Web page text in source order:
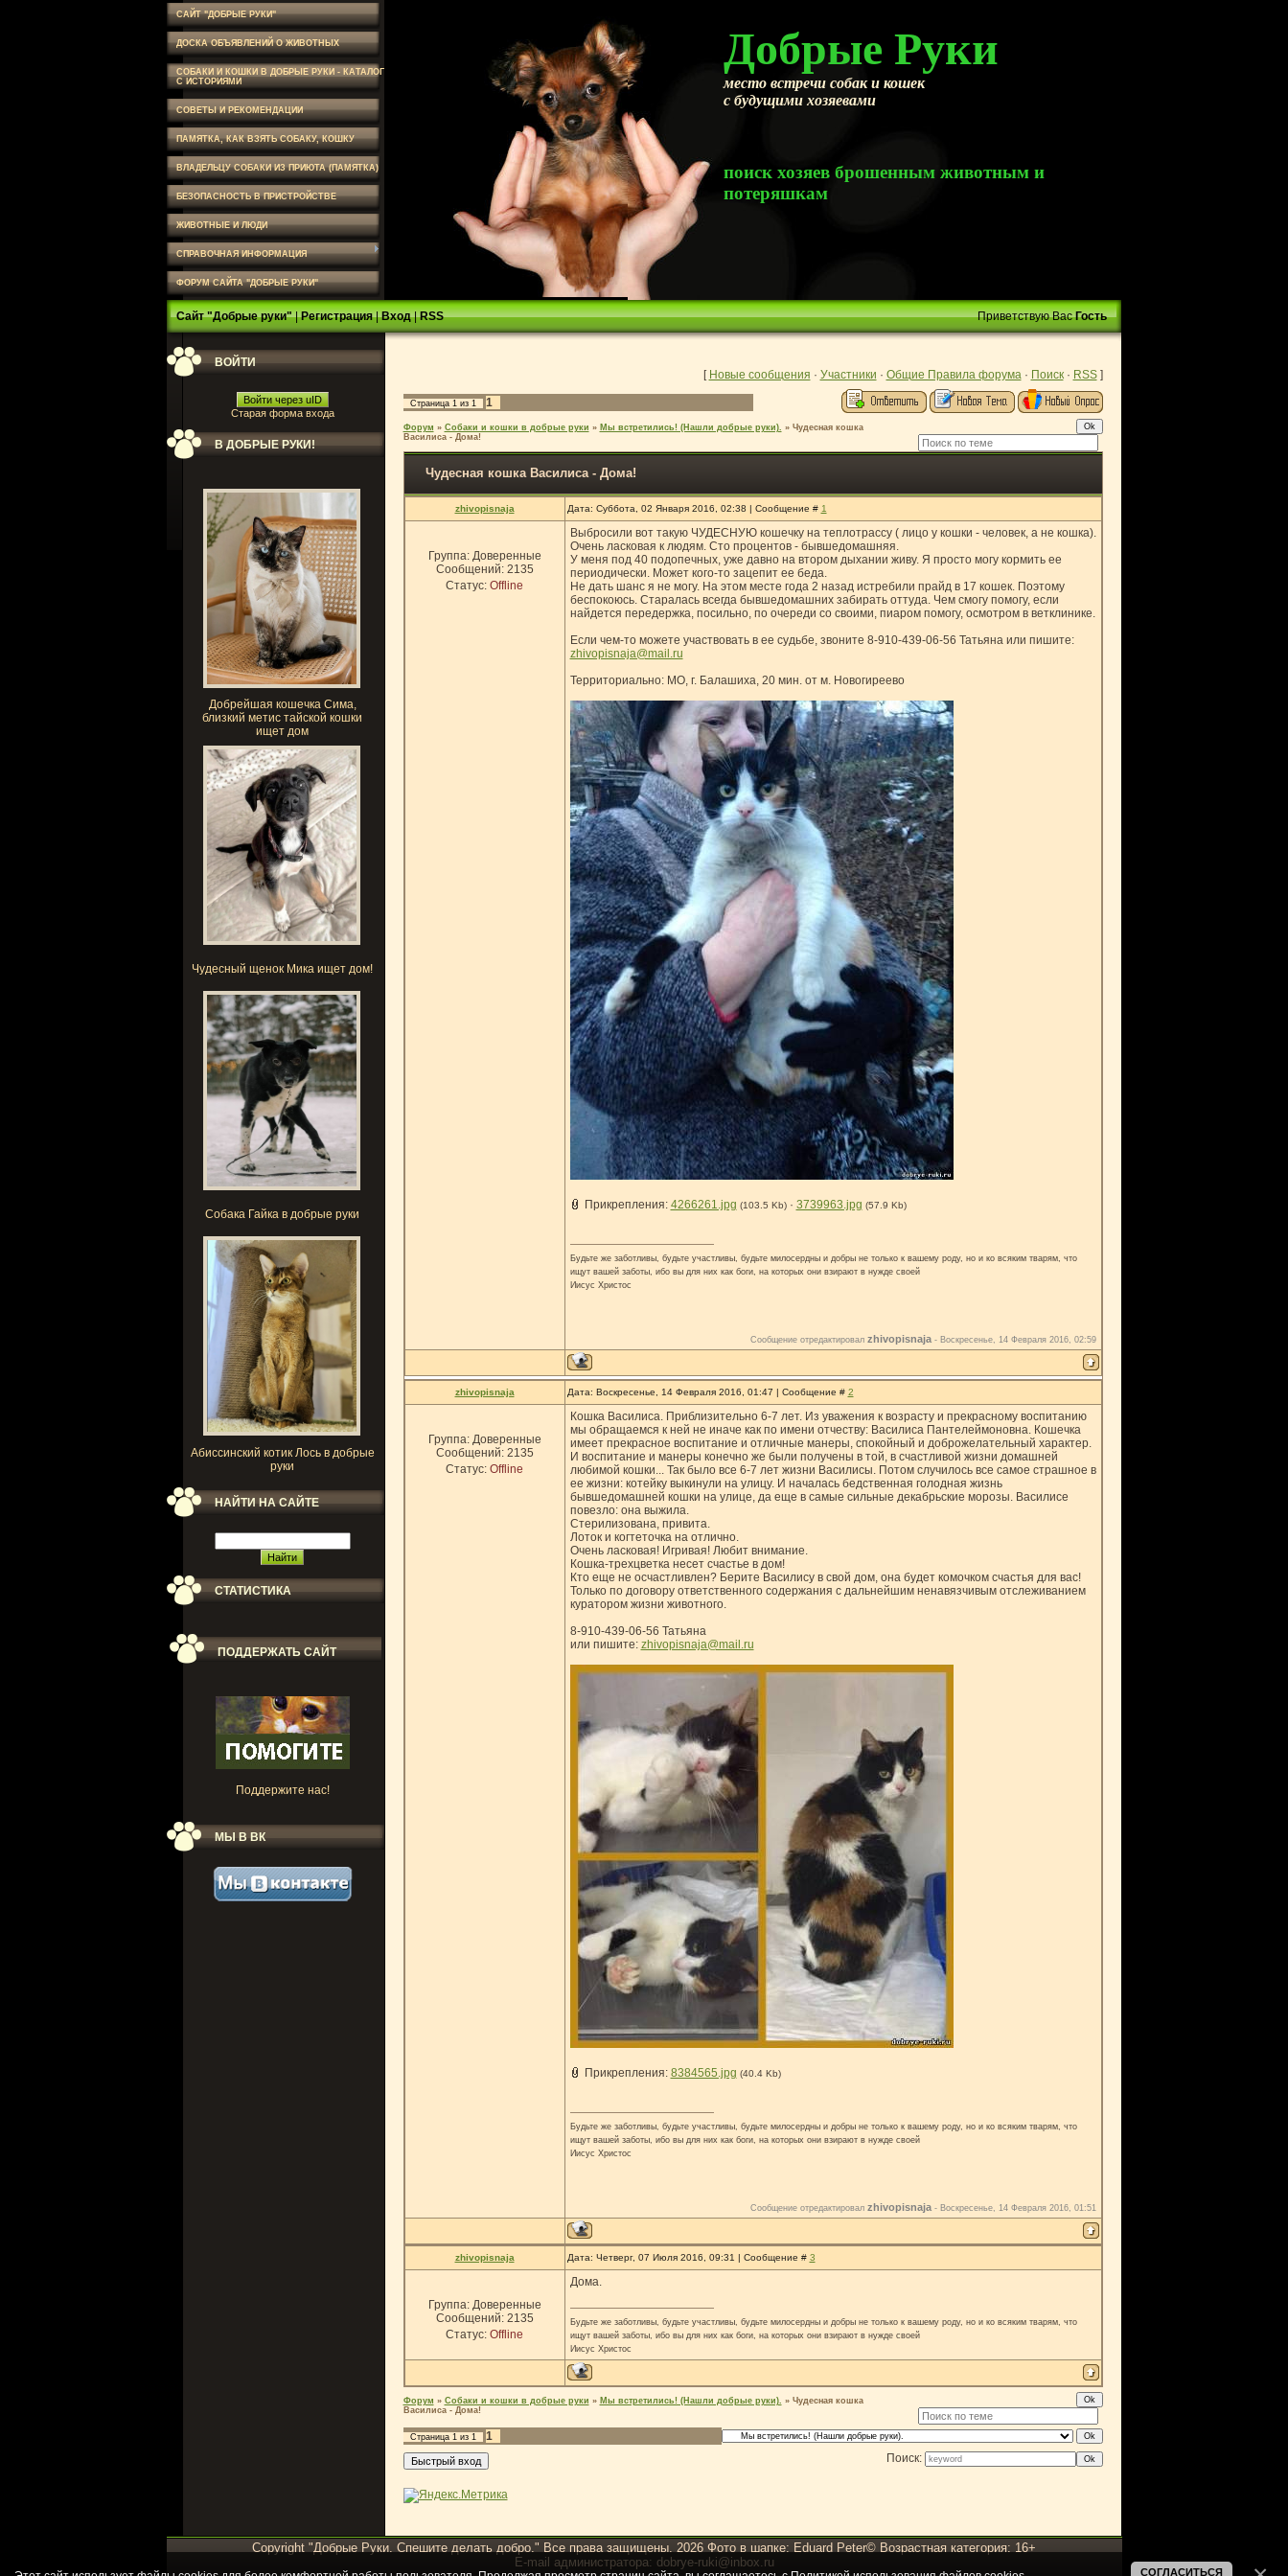
САЙТ "ДОБРЫЕ РУКИ"
ДОСКА ОБЪЯВЛЕНИЙ О ЖИВОТНЫХ
СОБАКИ И КОШКИ В ДОБРЫЕ РУКИ - КАТАЛОГ
С ИСТОРИЯМИ
СОВЕТЫ И РЕКОМЕНДАЦИИ
ПАМЯТКА, КАК ВЗЯТЬ СОБАКУ, КОШКУ
ВЛАДЕЛЬЦУ СОБАКИ ИЗ ПРИЮТА (ПАМЯТКА)
БЕЗОПАСНОСТЬ В ПРИСТРОЙСТВЕ
ЖИВОТНЫЕ И ЛЮДИ
СПРАВОЧНАЯ ИНФОРМАЦИЯ
ФОРУМ САЙТА "ДОБРЫЕ РУКИ"
Добрые Руки
место встречи собак и кошек
с будущими хозяевами
поиск хозяев брошенным животным и
потеряшкам
Сайт "Добрые руки"|Регистрация|Вход|RSS Приветствую Вас Гость
ВОЙТИ
Войти через uID
Старая форма входа
В ДОБРЫЕ РУКИ!
Добрейшая кошечка Сима,
близкий метис тайской кошки
ищет дом
Чудесный щенок Мика ищет дом!
Собака Гайка в добрые руки
Абиссинский котик Лось в добрые
руки
НАЙТИ НА САЙТЕ
СТАТИСТИКА
ПОДДЕРЖАТЬ САЙТ
Поддержите нас!
МЫ В ВК
[ Новые сообщения · Участники · Общие Правила форума· Поиск· RSS]
Страница 1из 1 1
Форум » Собаки и кошки в добрые руки » Мы встретились! (Нашли добрые руки). » Чудесная кошка
Василиса - Дома!
Чудесная кошка Василиса - Дома!
zhivopisnaja Дата: Суббота, 02 Января 2016, 02:38 | Сообщение # 1
Группа: Доверенные
Сообщений: 2135
Статус: Offline
Выбросили вот такую ЧУДЕСНУЮ кошечку на теплотрассу ( лицо у кошки - человек, а не кошка).
Очень ласковая к людям. Сто процентов - бывшедомашняя.
У меня под 40 подопечных, уже давно на втором дыхании живу. Я просто могу кормить ее
периодически. Может кого-то зацепит ее беда.
Не дать шанс я не могу. На этом месте года 2 назад истребили прайд в 17 кошек. Поэтому
беспокоюсь. Старалась всегда бывшедомашних забирать оттуда. Чем смогу помогу, если
найдется передержка, посильно, по очереди со своими, пиаром помогу, осмотром в ветклинике.
Если чем-то можете участвовать в ее судьбе, звоните 8-910-439-06-56 Татьяна или пишите:
zhivopisnaja@mail.ru
Территориально: МО, г. Балашиха, 20 мин. от м. Новогиреево
Прикрепления: 4266261.jpg (103.5 Kb) · 3739963.jpg (57.9 Kb)
Будьте же заботливы, будьте участливы, будьте милосердны и добры не только к вашему роду, но и ко всяким тварям, что
ищут вашей заботы, ибо вы для них как боги, на которых они взирают в нужде своей
Иисус Христос
Сообщение отредактировал zhivopisnaja- Воскресенье, 14 Февраля 2016, 02:59
zhivopisnaja Дата: Воскресенье, 14 Февраля 2016, 01:47 | Сообщение # 2
Группа: Доверенные
Сообщений: 2135
Статус: Offline
Кошка Василиса. Приблизительно 6-7 лет. Из уважения к возрасту и прекрасному воспитанию
мы обращаемся к ней не иначе как по имени отчеству: Василиса Пантелеймоновна. Кошечка
имеет прекрасное воспитание и отличные манеры, спокойный и доброжелательный характер.
И воспитание и манеры конечно же были получены в той, в счастливой жизни домашней
любимой кошки... Так было все 6-7 лет жизни Василисы. Потом случилось все самое страшное в
ее жизни: котейку выкинули на улицу. И началась бедственная голодная жизнь
бывшедомашней кошки на улице, да еще в самые сильные декабрьские морозы. Василисе
повезло: она выжила.
Стерилизована, привита.
Лоток и когтеточка на отлично.
Очень ласковая! Игривая! Любит внимание.
Кошка-трехцветка несет счастье в дом!
Кто еще не осчастливлен? Берите Василису в свой дом, она будет комочком счастья для вас!
Только по договору ответственного содержания с дальнейшим ненавязчивым отслеживанием
куратором жизни животного.
8-910-439-06-56 Татьяна
или пишите: zhivopisnaja@mail.ru
Прикрепления: 8384565.jpg (40.4 Kb)
Будьте же заботливы, будьте участливы, будьте милосердны и добры не только к вашему роду, но и ко всяким тварям, что
ищут вашей заботы, ибо вы для них как боги, на которых они взирают в нужде своей
Иисус Христос
Сообщение отредактировал zhivopisnaja- Воскресенье, 14 Февраля 2016, 01:51
zhivopisnaja Дата: Четверг, 07 Июля 2016, 09:31 | Сообщение # 3
Группа: Доверенные
Сообщений: 2135
Статус: Offline
Дома.
Будьте же заботливы, будьте участливы, будьте милосердны и добры не только к вашему роду, но и ко всяким тварям, что
ищут вашей заботы, ибо вы для них как боги, на которых они взирают в нужде своей
Иисус Христос
Форум » Собаки и кошки в добрые руки » Мы встретились! (Нашли добрые руки). » Чудесная кошка
Василиса - Дома!
Страница 1из 1
1
Поиск:
Copyright "Добрые Руки. Спешите делать добро." Все права защищены. 2026 Фото в шапке: Eduard Peter© Возрастная категория: 16+
E-mail администратора: dobrye-ruki@inbox.ru
СОГЛАСИТЬСЯ